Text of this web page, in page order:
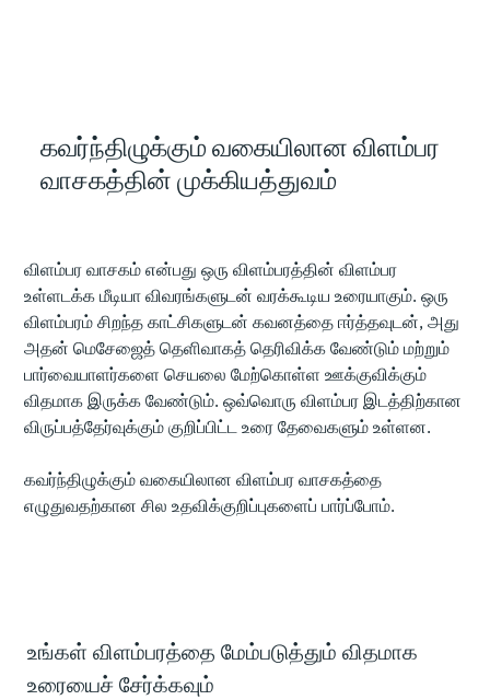
கவர்ந்திழுக்கும் வகையிலான விளம்பர
வாசகத்தின் முக்கியத்துவம்
விளம்பர வாசகம் என்பது ஒரு விளம்பரத்தின் விளம்பர
உள்ளடக்க மீடியா விவரங்களுடன் வரக்கூடிய உரையாகும். ஒரு
விளம்பரம் சிறந்த காட்சிகளுடன் கவனத்தை ஈர்த்தவுடன், அது
அதன் மெசேஜைத் தெளிவாகத் தெரிவிக்க வேண்டும் மற்றும்
பார்வையாளர்களை செயலை மேற்கொள்ள ஊக்குவிக்கும்
விதமாக இருக்க வேண்டும். ஒவ்வொரு விளம்பர இடத்திற்கான
விருப்பத்தேர்வுக்கும் குறிப்பிட்ட உரை தேவைகளும் உள்ளன.
கவர்ந்திழுக்கும் வகையிலான விளம்பர வாசகத்தை
எழுதுவதற்கான சில உதவிக்குறிப்புகளைப் பார்ப்போம்.
உங்கள் விளம்பரத்தை மேம்படுத்தும் விதமாக
உரையைச் சேர்க்கவும்